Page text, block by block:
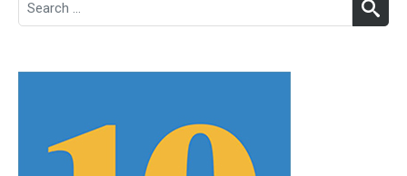
for: